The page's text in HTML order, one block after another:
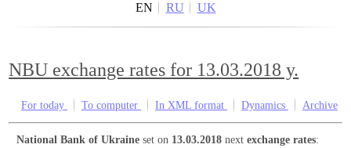
EN RU UK
NBU exchange rates for 13.03.2018 y.
For today To computer In XML format Dynamics Archive
National Bank of Ukraine set on 13.03.2018 nextexchange rates: